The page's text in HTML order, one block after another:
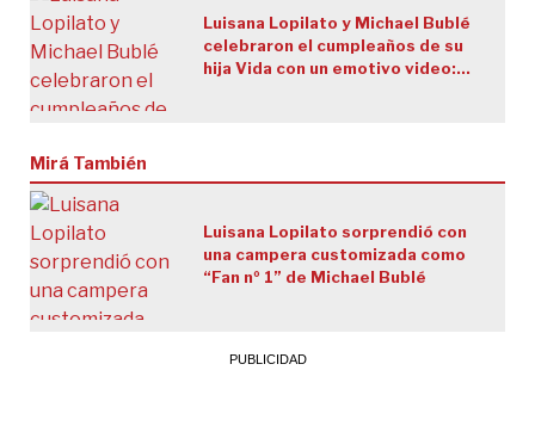
Luisana Lopilato y Michael Bublé
celebraron el cumpleaños de su
hija Vida con un emotivo video:
Mirá También
Luisana Lopilato sorprendió con
una campera customizada como
“Fan nº 1” de Michael Bublé